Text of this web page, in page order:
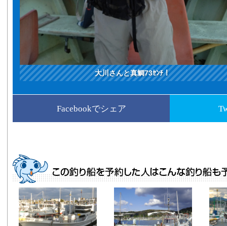
大川さんと真鯛73ｾﾝﾁ！
Facebookでシェア